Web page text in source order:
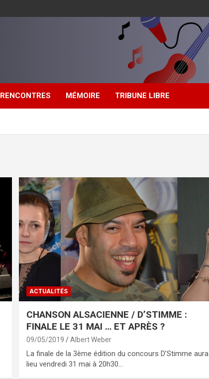
RENCONTRES MÉMOIRE TRIBUNE LIBRE
ACTUALITÉS
CHANSON ALSACIENNE / D’STIMME :
FINALE LE 31 MAI … ET APRÈS ?
09/05/2019 Albert Weber
La finale de la 3ème édition du concours D’Stimme aura
lieu vendredi 31 mai à 20h30…